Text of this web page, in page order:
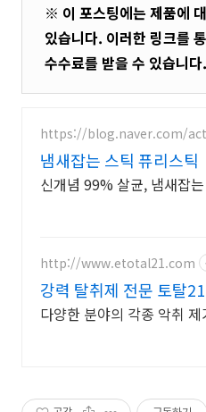
※ 이 포스팅에는 제품에
있습니다. 이러한 링크를
수수료를 받을 수 있습니다.
https://blog.naver.com/
냄새잡는 스틱 퓨리스틱
신개념 99% 살균, 냄새잡
http://www.etotal21.com
강력 탈취제 전문 토탈21
다양한 분야의 각